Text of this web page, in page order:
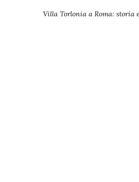
Villa Torlonia a Roma: storia